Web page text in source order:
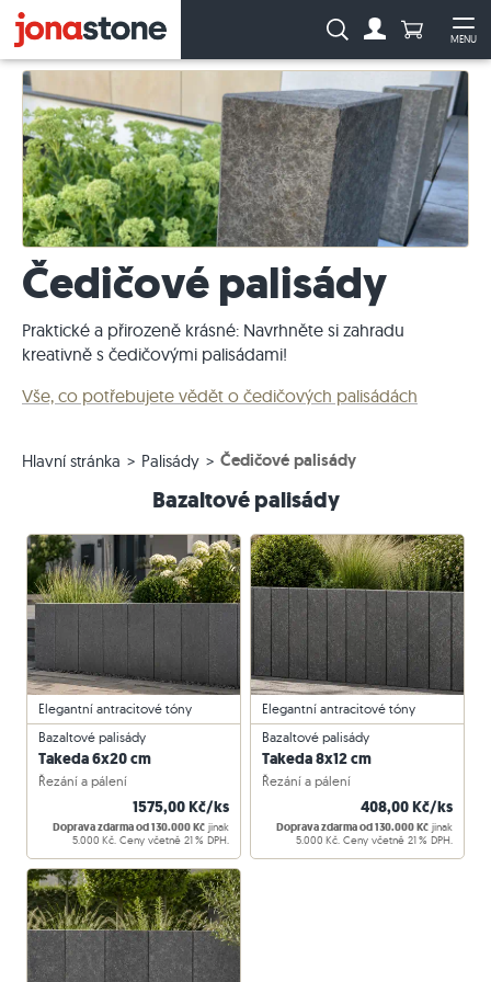
MENU
Vyhledávání:Počet
Čedičové palisády
Praktické a přirozeně krásné: Navrhněte si zahradu
kreativně s čedičovými palisádami!
Vše, co potřebujete vědět o čedičových palisádách
Hlavní stránka Palisády Čedičové palisády
Bazaltové palisády
Bazaltové palisády
Takeda 6x20 cm
Řezání a pálení
1575,00 Kč/ks
Doprava zdarma od 130.000 Kč jinak
5.000 Kč. Ceny včetně 21 % DPH.
Elegantní antracitové tóny
Bazaltové palisády
Takeda 8x12 cm
Řezání a pálení
408,00 Kč/ks
Doprava zdarma od 130.000 Kč jinak
5.000 Kč. Ceny včetně 21 % DPH.
Elegantní antracitové tóny